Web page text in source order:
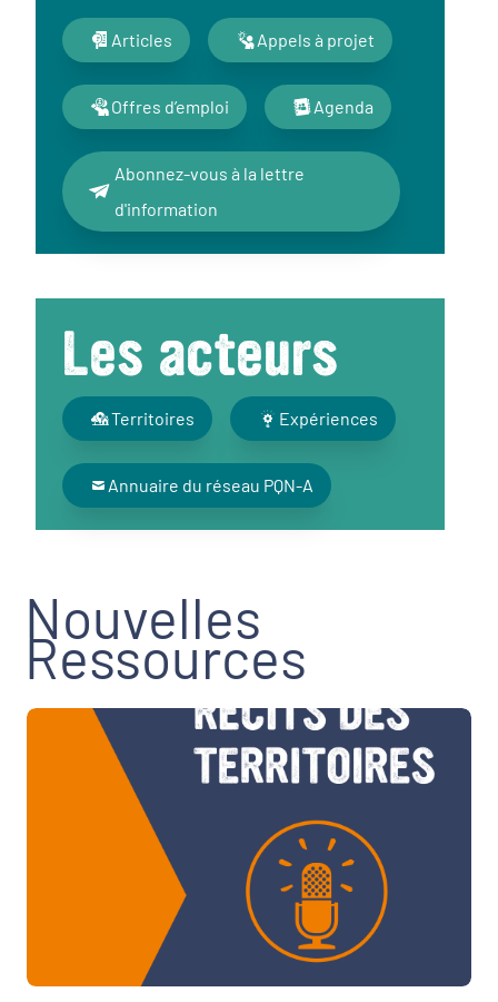
Articles Appels à projet
Offres d’emploi Agenda
Abonnez-vous à la lettre
d'information
Les acteurs
Territoires Expériences
Annuaire du réseau PQN-A
Nouvelles
Ressources